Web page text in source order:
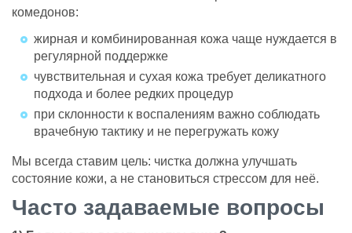
комедонов:
жирная и комбинированная кожа чаще нуждается в
регулярной поддержке
чувствительная и сухая кожа требует деликатного
подхода и более редких процедур
при склонности к воспалениям важно соблюдать
врачебную тактику и не перегружать кожу
Мы всегда ставим цель: чистка должна улучшать
состояние кожи, а не становиться стрессом для неё.
Часто задаваемые вопросы